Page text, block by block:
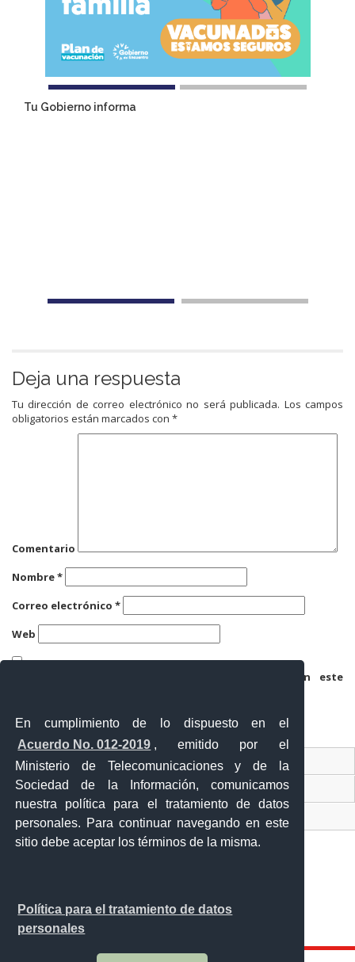
En cumplimiento de lo dispuesto en el
Acuerdo No. 012-2019 , emitido por el
Ministerio de Telecomunicaciones y de la
Sociedad de la Información, comunicamos
nuestra política para el tratamiento de datos
personales. Para continuar navegando en este
sitio debe aceptar los términos de la misma.
Política para el tratamiento de datos
personales
Tu Gobierno informa
Deja una respuesta
Tu dirección de correo electrónico no será publicada. Los campos
obligatorios están marcados con *
Comentario
Nombre*
Correo electrónico *
Web
Guarda mi nombre, correo electrónico y web en este
Contacto Ciudadano
Ventanilla Única de Comercio Exterior
Sistema Nacional de Información (SNI)
Calle 12 de febrero y Vicente Rocafuerte
Orellana - Ecuador